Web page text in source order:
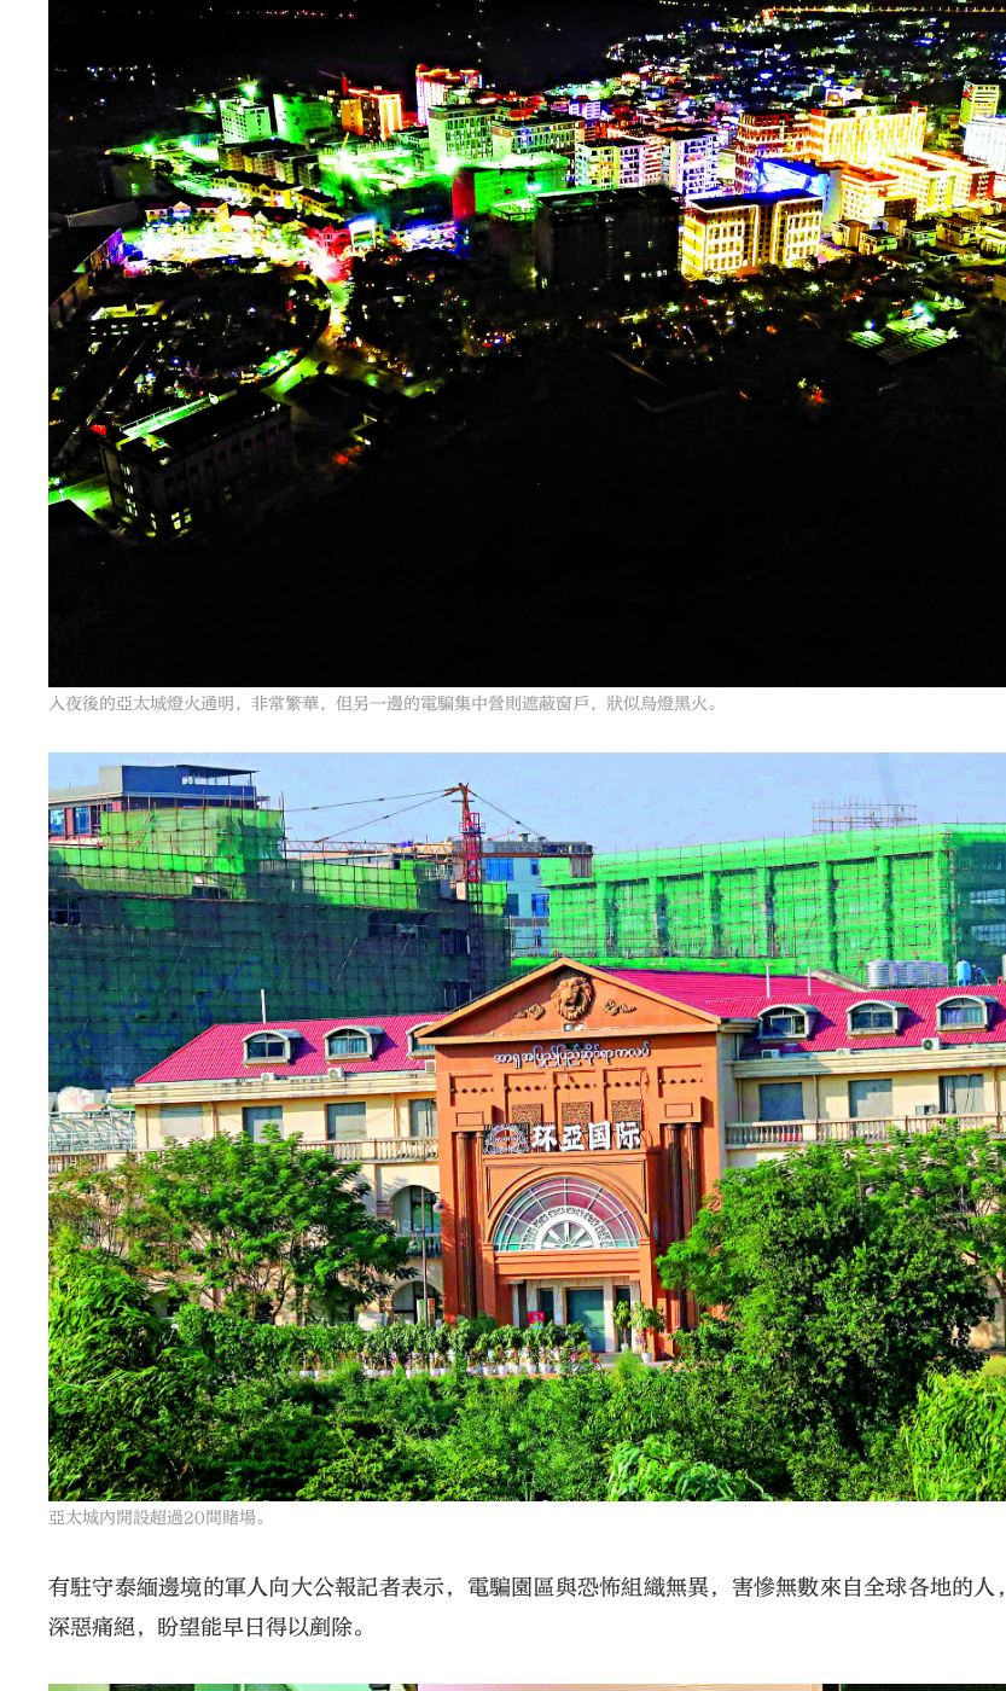
入夜後的亞太城燈火通明，非常繁華，但另一邊的電騙集中營則遮蔽窗戶，狀似烏燈黑火。
亞太城內開設超過20間賭場。
有駐守泰緬邊境的軍人向大公報記者表示，電騙園區與恐怖組織無異，害慘無數來自全球各地的人
深惡痛絕，盼望能早日得以剷除。